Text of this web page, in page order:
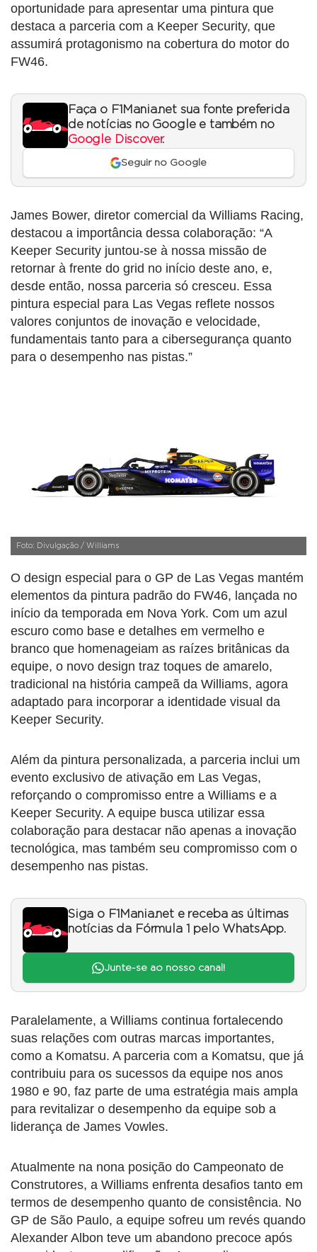
oportunidade para apresentar uma pintura que
destaca a parceria com a Keeper Security, que
assumirá protagonismo na cobertura do motor do
FW46.
Faça o F1Mania.net sua fonte preferida
de notícias no Google e também no
Google Discover.
Seguir no Google
James Bower, diretor comercial da Williams Racing,
destacou a importância dessa colaboração: “A
Keeper Security juntou-se à nossa missão de
retornar à frente do grid no início deste ano, e,
desde então, nossa parceria só cresceu. Essa
pintura especial para Las Vegas reflete nossos
valores conjuntos de inovação e velocidade,
fundamentais tanto para a cibersegurança quanto
para o desempenho nas pistas.”
Foto: Divulgação / Williams
O design especial para o GP de Las Vegas mantém
elementos da pintura padrão do FW46, lançada no
início da temporada em Nova York. Com um azul
escuro como base e detalhes em vermelho e
branco que homenageiam as raízes britânicas da
equipe, o novo design traz toques de amarelo,
tradicional na história campeã da Williams, agora
adaptado para incorporar a identidade visual da
Keeper Security.
Além da pintura personalizada, a parceria inclui um
evento exclusivo de ativação em Las Vegas,
reforçando o compromisso entre a Williams e a
Keeper Security. A equipe busca utilizar essa
colaboração para destacar não apenas a inovação
tecnológica, mas também seu compromisso com o
desempenho nas pistas.
Siga o F1Mania.net e receba as últimas
notícias da Fórmula 1 pelo WhatsApp.
Junte-se ao nosso canal!
Paralelamente, a Williams continua fortalecendo
suas relações com outras marcas importantes,
como a Komatsu. A parceria com a Komatsu, que já
contribuiu para os sucessos da equipe nos anos
1980 e 90, faz parte de uma estratégia mais ampla
para revitalizar o desempenho da equipe sob a
liderança de James Vowles.
Atualmente na nona posição do Campeonato de
Construtores, a Williams enfrenta desafios tanto em
termos de desempenho quanto de consistência. No
GP de São Paulo, a equipe sofreu um revés quando
Alexander Albon teve um abandono precoce após